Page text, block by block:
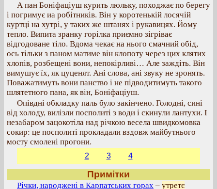
А пан Боніфаціуш курить люльку, походжає по берегу
і погримує иа робітників. Він у коротенькій лосячій
куртці на хутрі, у таких же штанях і рукавицях. Йому
тепло. Випита зранку горілка приємно зігріває
відгодоване тіло. Вдома чекає на нього смачний обід,
ось тільки з паном матиме він клопоту через цих клятих
хлопів, розбещені вони, непокірливі… Але заждіть. Він
вимушує їх, як цуценят. Ані слова, ані звуку не зронять.
Поважатимуть вони панство і не підводитимуть такого
шлятетного пана, як він, Боніфаціуш.
Опівдні обкладку паль було закінчено. Голодні, сині
від холоду, вилізли посполиті з води і скинули лантухи. І
незабаром зацокотіла над річкою весела швидкомовка
сокир: це посполиті прокладали вздовж майбутнього
мосту смолені прогони.
2 3 4
Примітки
Річки, народжені в Карпатських горах – утретє